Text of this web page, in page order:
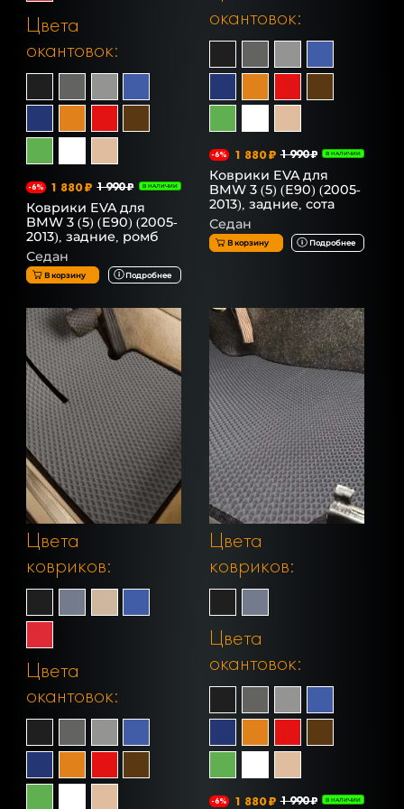
Цвета
окантовок:
-6% 1 880 ₽ 1 990 ₽ В НАЛИЧИИ
Коврики EVA для
BMW 3 (5) (E90) (2005-
2013), задние, ромб
Седан
В корзину Подробнее
окантовок:
-6% 1 880 ₽ 1 990 ₽ В НАЛИЧИИ
Коврики EVA для
BMW 3 (5) (E90) (2005-
2013), задние, сота
Седан
В корзину Подробнее
Цвета
ковриков:
Цвета
окантовок:
Цвета
ковриков:
Цвета
окантовок:
-6% 1 880 ₽ 1 990 ₽ В НАЛИЧИИ